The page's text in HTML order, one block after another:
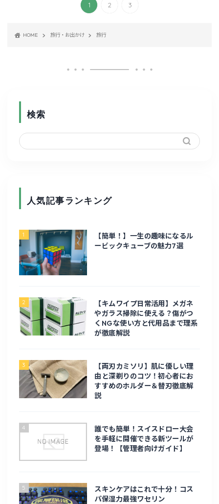
1 2 3
HOME 旅行・お出かけ 旅行
検索
人気記事ランキング
1
【簡単！】一生の趣味になるル
ービックキューブの魅力7選
2
【キムワイプ日常活用】メガネ
やガラス掃除に使える？傷がつ
くNGな使い方と代用品まで理系
が徹底解説
3
【両刃カミソリ】肌に優しい理
由と深剃りのコツ！初心者にお
すすめのホルダー＆替刃徹底解
説
4
誰でも簡単！スイスドロー大会
を手軽に開催できる新ツールが
登場！【管理者向けガイド】
5
スキンケアはこれで十分！コス
パ保湿力最強ワセリン
ガジェット・家電
電化製品
旅行・お出かけ
北海道旅行
九州